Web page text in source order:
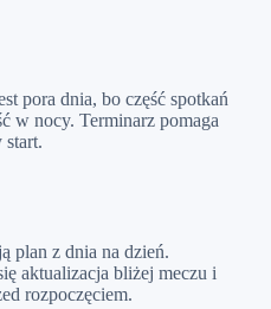
pora dnia, bo część spotkań
w nocy. Terminarz pomaga
start.
plan z dnia na dzień.
aktualizacja bliżej meczu i
rozpoczęciem.